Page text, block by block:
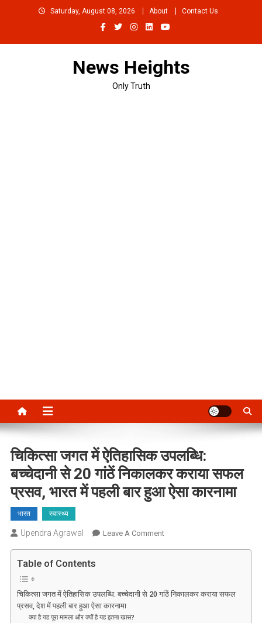
Saturday, August 08, 2026 About Contact Us
News Heights
Only Truth
चिकित्सा जगत में ऐतिहासिक उपलब्धि:
बच्चेदानी से 20 गांठें निकालकर कराया सफल
प्रसव, भारत में पहली बार हुआ ऐसा कारनामा
भारत स्वास्थ्य
Upendra Agrawal Leave A CommentOn
Table of Contents
चिकित्सा जगत में ऐतिहासिक उपलब्धि: बच्चेदानी से 20 गांठें निकालकर कराया सफल
प्रसव, देश में पहली बार हुआ ऐसा कारनामा
क्या है यह पूरा मामला और क्यों है यह इतना खास?